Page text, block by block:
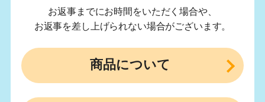
お返事までにお時間をいただく場合や、
お返事を差し上げられない場合がございます。
商品について